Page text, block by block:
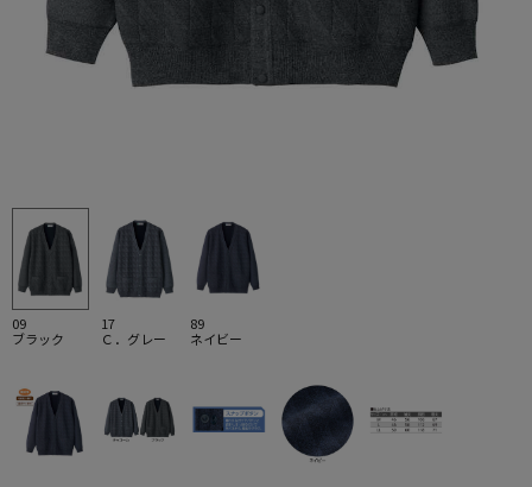
09
ブラック
17
Ｃ．グレー
89
ネイビー